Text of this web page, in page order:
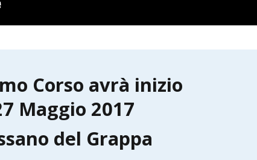
Corso avrà inizio
Maggio 2017
del Grappa